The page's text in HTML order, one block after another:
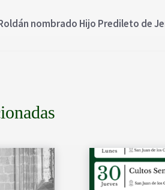
nombrado Hijo Predileto de